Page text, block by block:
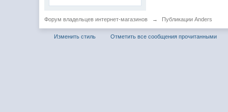
Форум владельцев интернет-магазинов → Публикации Anders
Изменить стиль Отметить все сообщения прочитанными